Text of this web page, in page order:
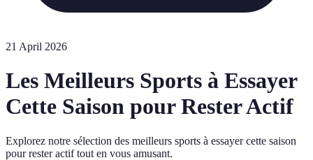
21 April 2026
Les Meilleurs Sports à Essayer
Cette Saison pour Rester Actif
Explorez notre sélection des meilleurs sports à essayer cette saison
pour rester actif tout en vous amusant.